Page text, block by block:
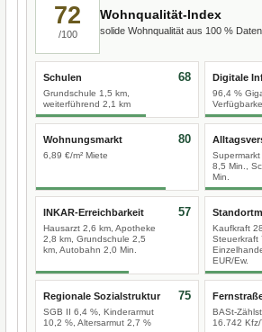
72
/100
Wohnqualität-Index
solide Wohnqualität aus 100 %
Schulen
Grundschule 1,5 km,
weiterführend 2,1 km
68 Digitale
96,4 %
Wohnungsmarkt
6,89 €/m² Miete
80
8,5 Min.,
Min.
INKAR-Erreichbarkeit
Hausarzt 2,6 km, Apotheke
2,8 km, Grundschule 2,5
km, Autobahn 2,0 Min.
57
Kaufkraft
Steuerkraft
EUR/Ew.
Regionale Sozialstruktur
SGB II 6,4 %, Kinderarmut
10,2 %, Altersarmut 2,7 %
75
BASt-
16.742 Kfz/